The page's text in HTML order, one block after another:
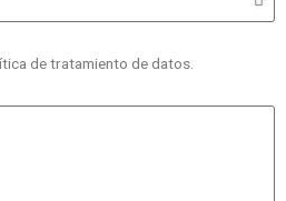
de tratamiento de datos.